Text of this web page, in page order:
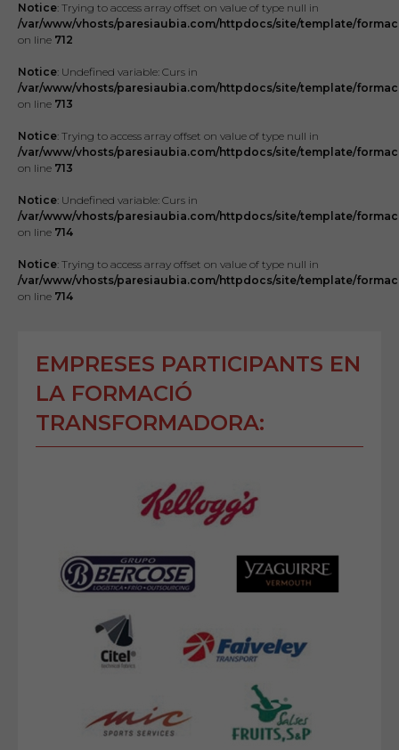
Notice: Trying to access array offset on value of type null in
/var/www/vhosts/paresiaubia.com/httpdocs/site/template/
on line 712
Notice: Undefined variable: Curs in
/var/www/vhosts/paresiaubia.com/httpdocs/site/template/
on line 713
Notice: Trying to access array offset on value of type null in
/var/www/vhosts/paresiaubia.com/httpdocs/site/template/
on line 713
Notice: Undefined variable: Curs in
/var/www/vhosts/paresiaubia.com/httpdocs/site/template/
on line 714
Notice: Trying to access array offset on value of type null in
/var/www/vhosts/paresiaubia.com/httpdocs/site/template/
on line 714
EMPRESES PARTICIPANTS EN
LA FORMACIÓ
TRANSFORMADORA: